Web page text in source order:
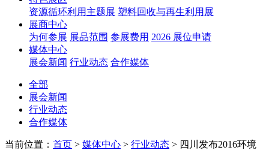
资源循环利用主题展 塑料回收与再生利用展
展商中心
为何参展 展品范围 参展费用 2026 展位申请
媒体中心
展会新闻 行业动态 合作媒体
全部
展会新闻
行业动态
合作媒体
当前位置： 首页 > 媒体中心 > 行业动态 > 四川发布2016环境